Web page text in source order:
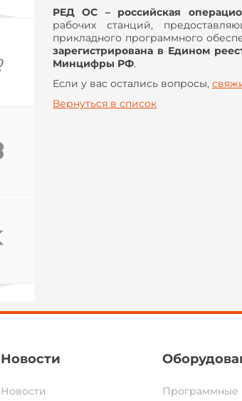
РЕД ОС – российская
рабочих станций,
прикладного программного
зарегистрирована в Едином
Минцифры РФ.
Если у вас остались вопросы,
Вернуться в список
Новости
Новости
Программные